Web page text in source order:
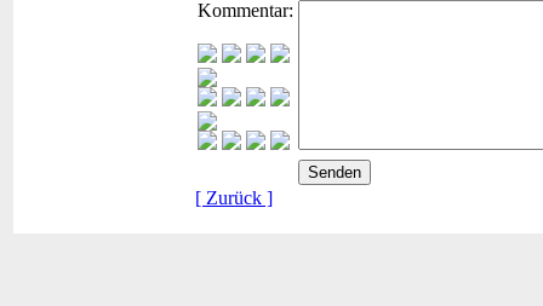
Kommentar:
[ Zurück ]